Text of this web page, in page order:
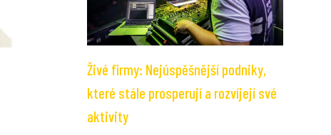
Živé firmy: Nejúspěšnější podniky,
které stále prosperují a rozvíjejí své
aktivity